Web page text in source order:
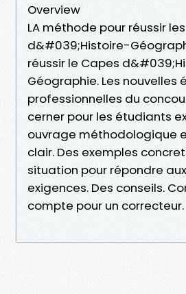
Overview
LA méthode pour réussir
d&#039;Histoire-
réussir le Capes
Géographie. Les nouvelles
professionnelles du
cerner pour les étudiants
ouvrage méthodologique
clair. Des exemples
situation pour répondre
exigences. Des conseils.
compte pour un correcteur.